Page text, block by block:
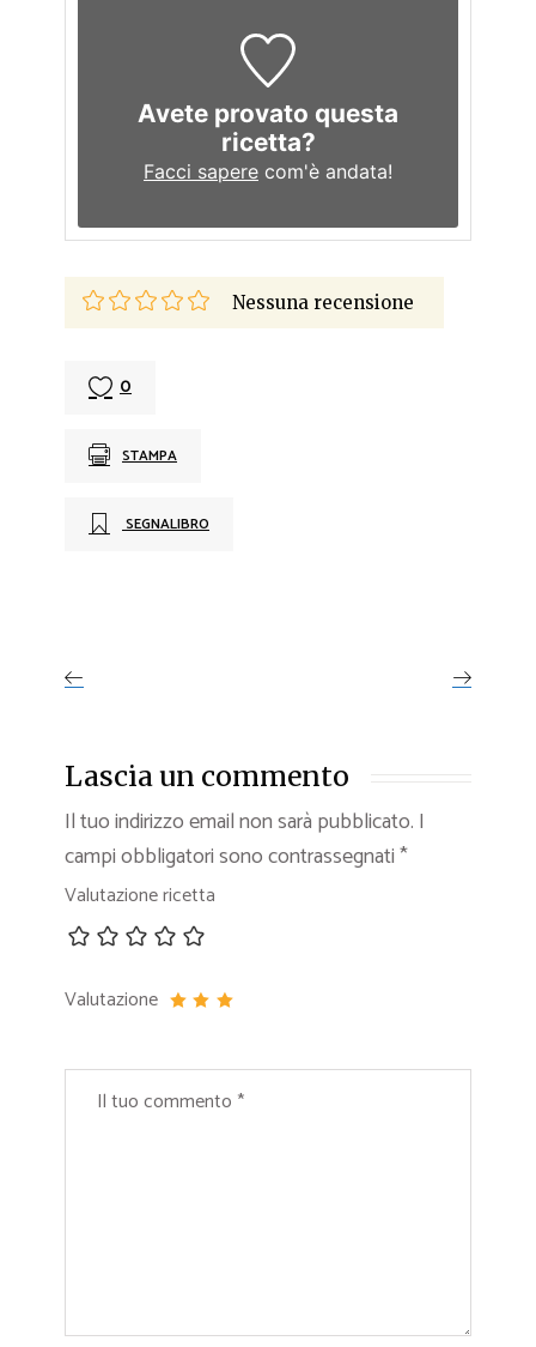
Avete provato questa
ricetta?
Facci sapere com'è andata!
Nessuna recensione
0
STAMPA
SEGNALIBRO
Lascia un commento
Il tuo indirizzo email non sarà pubblicato. I
campi obbligatori sono contrassegnati*
Valutazione ricetta
Valutazione